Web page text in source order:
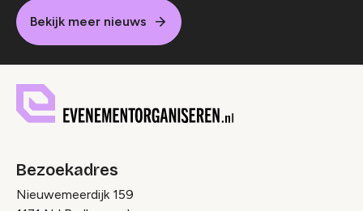
Bekijk meer nieuws
Bezoekadres
Nieuwemeerdijk 159